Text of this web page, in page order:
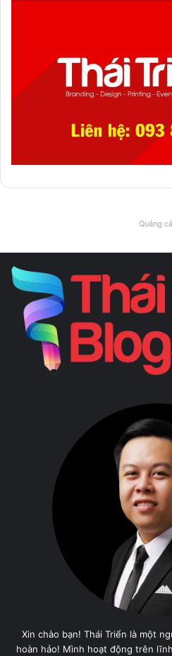
Quảng
Xin chào bạn! Thái Triển là một
hoàn hảo! Mình hoạt động trên